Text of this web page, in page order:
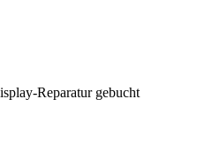
Reparatur gebucht